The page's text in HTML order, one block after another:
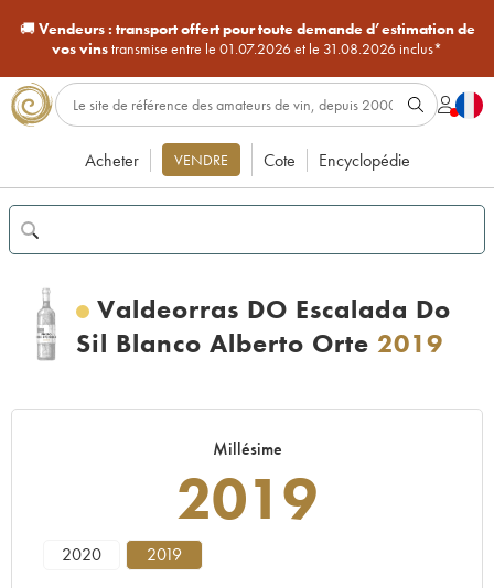
🚚Vendeurs : transport offert pour toute demande d’estimation de
vos vinstransmise entre le 01.07.2026 et le 31.08.2026 inclus*
Acheter VENDRE Cote Encyclopédie
Valdeorras DO Escalada Do
Sil Blanco Alberto Orte 2019
Millésime
2019
2020 2019